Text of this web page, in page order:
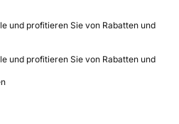
und profitieren Sie von Rabatten und
und profitieren Sie von Rabatten und